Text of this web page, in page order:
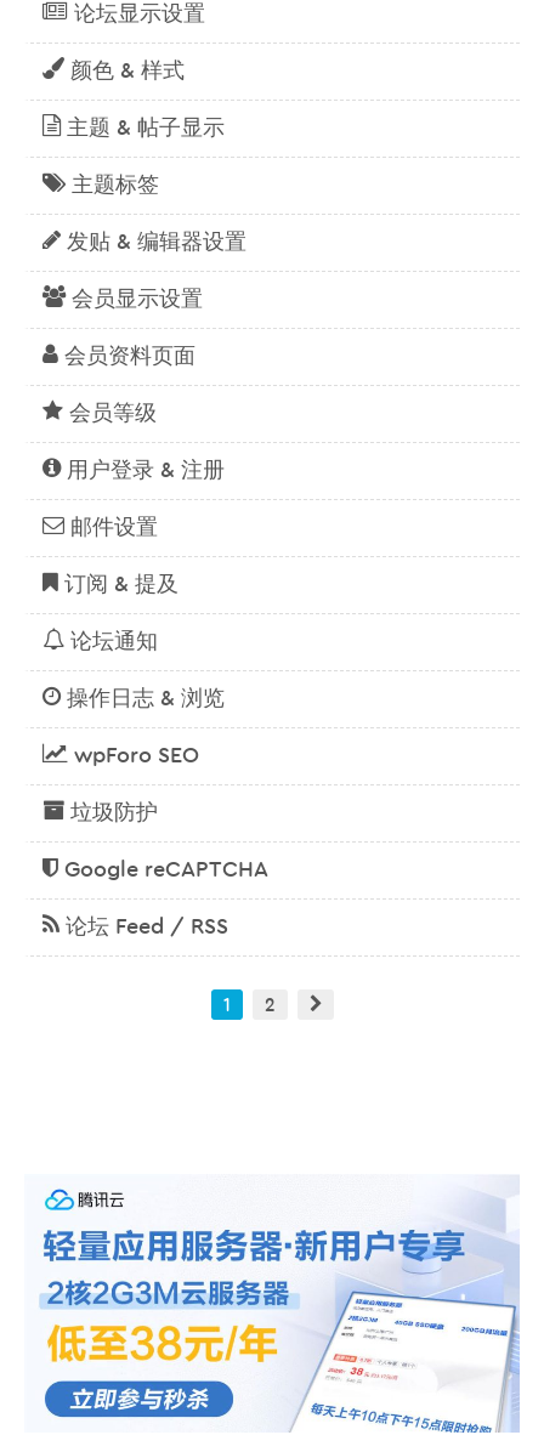
论坛显示设置
颜色 & 样式
主题 & 帖子显示
主题标签
发贴 & 编辑器设置
会员显示设置
会员资料页面
会员等级
用户登录 & 注册
邮件设置
订阅 & 提及
论坛通知
操作日志 & 浏览
wpForo SEO
垃圾防护
Google reCAPTCHA
论坛 Feed / RSS
1 2